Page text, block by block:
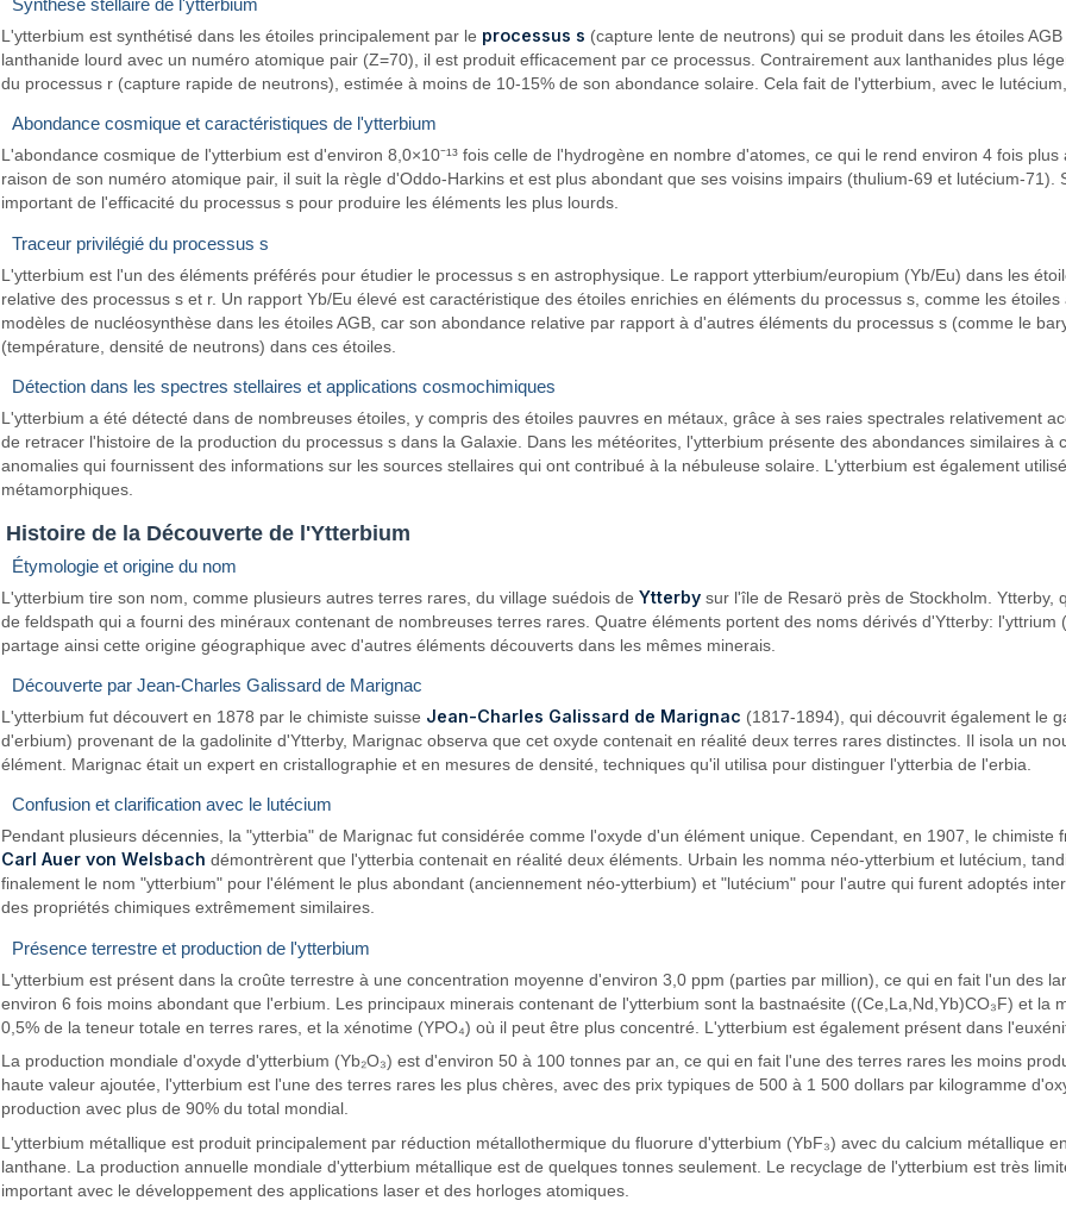
Synthèse stellaire de l'ytterbium
L'ytterbium est synthétisé dans les étoiles principalement par le processus s (capture lente de neutrons) qui se produit dans les étoiles
lanthanide lourd avec un numéro atomique pair (Z=70), il est produit efficacement par ce processus. Contrairement aux lanthanides plus
du processus r (capture rapide de neutrons), estimée à moins de 10-15% de son abondance solaire. Cela fait de l'ytterbium, avec le
Abondance cosmique et caractéristiques de l'ytterbium
L'abondance cosmique de l'ytterbium est d'environ 8,0×10⁻¹³ fois celle de l'hydrogène en nombre d'atomes, ce qui le rend environ 4 fois
raison de son numéro atomique pair, il suit la règle d'Oddo-Harkins et est plus abondant que ses voisins impairs (thulium-69 et lutécium-
important de l'efficacité du processus s pour produire les éléments les plus lourds.
Traceur privilégié du processus s
L'ytterbium est l'un des éléments préférés pour étudier le processus s en astrophysique. Le rapport ytterbium/europium (Yb/Eu) dans les
relative des processus s et r. Un rapport Yb/Eu élevé est caractéristique des étoiles enrichies en éléments du processus s, comme les
modèles de nucléosynthèse dans les étoiles AGB, car son abondance relative par rapport à d'autres éléments du processus s (comme le
(température, densité de neutrons) dans ces étoiles.
Détection dans les spectres stellaires et applications cosmochimiques
L'ytterbium a été détecté dans de nombreuses étoiles, y compris des étoiles pauvres en métaux, grâce à ses raies spectrales relativement
de retracer l'histoire de la production du processus s dans la Galaxie. Dans les météorites, l'ytterbium présente des abondances similaires
anomalies qui fournissent des informations sur les sources stellaires qui ont contribué à la nébuleuse solaire. L'ytterbium est également
métamorphiques.
Histoire de la Découverte de l'Ytterbium
Étymologie et origine du nom
L'ytterbium tire son nom, comme plusieurs autres terres rares, du village suédois deYtterby sur l'île de Resarö près de Stockholm.
de feldspath qui a fourni des minéraux contenant de nombreuses terres rares. Quatre éléments portent des noms dérivés d'Ytterby:
partage ainsi cette origine géographique avec d'autres éléments découverts dans les mêmes minerais.
Découverte par Jean-Charles Galissard de Marignac
L'ytterbium fut découvert en 1878 par le chimiste suisse Jean-Charles Galissard de Marignac (1817-1894), qui découvrit également le
d'erbium) provenant de la gadolinite d'Ytterby, Marignac observa que cet oxyde contenait en réalité deux terres rares distinctes. Il isola un
élément. Marignac était un expert en cristallographie et en mesures de densité, techniques qu'il utilisa pour distinguer l'ytterbia de l'erbia.
Confusion et clarification avec le lutécium
Pendant plusieurs décennies, la "ytterbia" de Marignac fut considérée comme l'oxyde d'un élément unique. Cependant, en 1907, le chimiste
Carl Auer von Welsbach démontrèrent que l'ytterbia contenait en réalité deux éléments. Urbain les nomma néo-ytterbium et lutécium,
finalement le nom "ytterbium" pour l'élément le plus abondant (anciennement néo-ytterbium) et "lutécium" pour l'autre qui furent adoptés
des propriétés chimiques extrêmement similaires.
Présence terrestre et production de l'ytterbium
L'ytterbium est présent dans la croûte terrestre à une concentration moyenne d'environ 3,0 ppm (parties par million), ce qui en fait l'un des
environ 6 fois moins abondant que l'erbium. Les principaux minerais contenant de l'ytterbium sont la bastnaésite ((Ce,La,Nd,Yb)CO₃F) et
0,5% de la teneur totale en terres rares, et la xénotime (YPO₄) où il peut être plus concentré. L'ytterbium est également présent dans
La production mondiale d'oxyde d'ytterbium (Yb₂O₃) est d'environ 50 à 100 tonnes par an, ce qui en fait l'une des terres rares les moins
haute valeur ajoutée, l'ytterbium est l'une des terres rares les plus chères, avec des prix typiques de 500 à 1 500 dollars par kilogramme
production avec plus de 90% du total mondial.
L'ytterbium métallique est produit principalement par réduction métallothermique du fluorure d'ytterbium (YbF₃) avec du calcium métallique
lanthane. La production annuelle mondiale d'ytterbium métallique est de quelques tonnes seulement. Le recyclage de l'ytterbium est très
important avec le développement des applications laser et des horloges atomiques.